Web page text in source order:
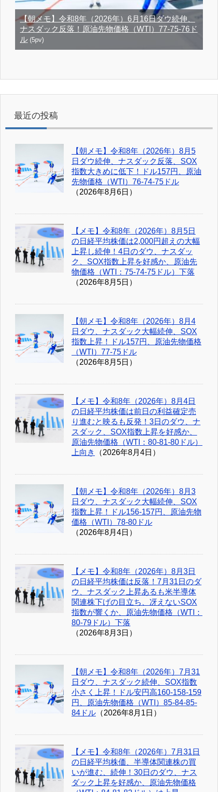
【朝メモ】令和8年（2026年）6月16日ダウ続伸、
ナスダック反落！原油先物価格（WTI）77-75-76ド
ル (5pv)
最近の投稿
【朝メモ】令和8年（2026年）8月5
日ダウ続伸、ナスダック反落、SOX
指数大きめに低下！ドル157円、原油
先物価格（WTI）76-74-75ドル
（2026年8月6日）
【メモ】令和8年（2026年）8月5日
の日経平均株価は2,000円超えの大幅
上昇し続伸！4日のダウ、ナスダッ
ク、SOX指数上昇を好感か、原油先
物価格（WTI：75-74-75ドル）下落
（2026年8月5日）
【朝メモ】令和8年（2026年）8月4
日ダウ、ナスダック大幅続伸、SOX
指数上昇！ドル157円、原油先物価格
（WTI）77-75ドル
（2026年8月5日）
【メモ】令和8年（2026年）8月4日
の日経平均株価は前日の利益確定売
り進むと映るも反発！3日のダウ、ナ
スダック、SOX指数上昇を好感か、
原油先物価格（WTI：80-81-80ドル）
上向き
（2026年8月4日）
【朝メモ】令和8年（2026年）8月3
日ダウ、ナスダック大幅続伸、SOX
指数上昇！ドル156-157円、原油先物
価格（WTI）78-80ドル
（2026年8月4日）
【メモ】令和8年（2026年）8月3日
の日経平均株価は反落！7月31日のダ
ウ、ナスダック上昇あるも米半導体
関連株下げの目立ち、冴えないSOX
指数が響くか、原油先物価格（WTI：
80-79ドル）下落
（2026年8月3日）
【朝メモ】令和8年（2026年）7月31
日ダウ、ナスダック続伸、SOX指数
小さく上昇！ドル安円高160-158-159
円、原油先物価格（WTI）85-84-85-
84ドル （2026年8月1日）
【メモ】令和8年（2026年）7月31日
の日経平均株価、半導体関連株の買
いが進む、続伸！30日のダウ、ナス
ダック上昇を好感か、原油先物価格